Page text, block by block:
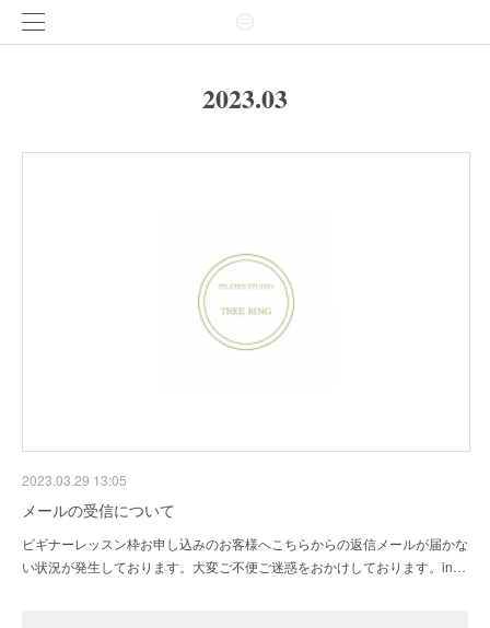
2023.03
2023.03.29 13:05
メールの受信について
ビギナーレッスン枠お申し込みのお客様へこちらからの返信メールが届かな
い状況が発生しております。大変ご不便ご迷惑をおかけしております。in…